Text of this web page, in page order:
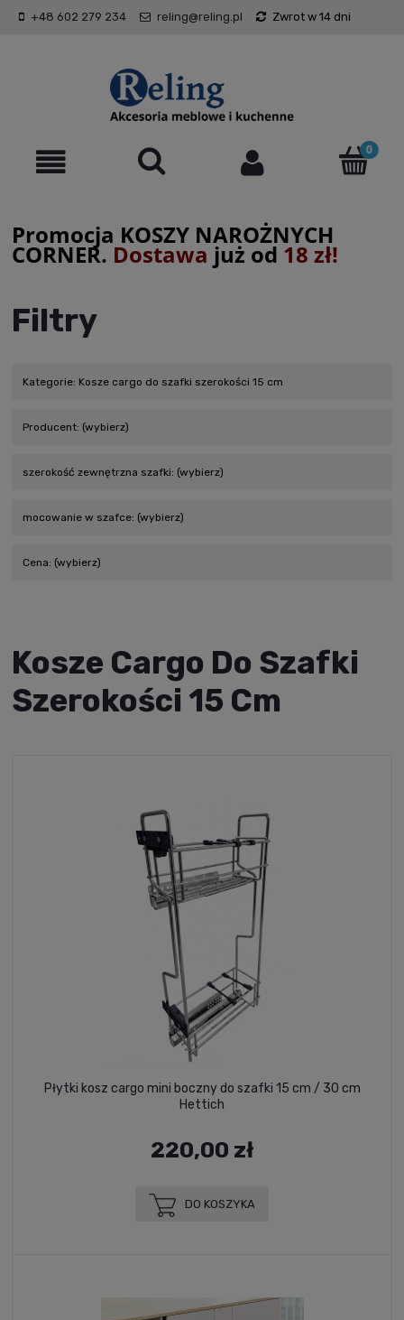
+48 602 279 234 reling@reling.pl Zwrot w 14 dni
Promocja KOSZY NAROŻNYCH
CORNER. Dostawa już od 18 zł!
Filtry
Kategorie: Kosze cargo do szafki szerokości 15 cm
Producent: (wybierz)
szerokość zewnętrzna szafki: (wybierz)
mocowanie w szafce: (wybierz)
Cena: (wybierz)
Kosze Cargo Do Szafki
Szerokości 15 Cm
Płytki kosz cargo mini boczny do szafki 15 cm / 30 cm
Hettich
220,00 zł
DO KOSZYKA